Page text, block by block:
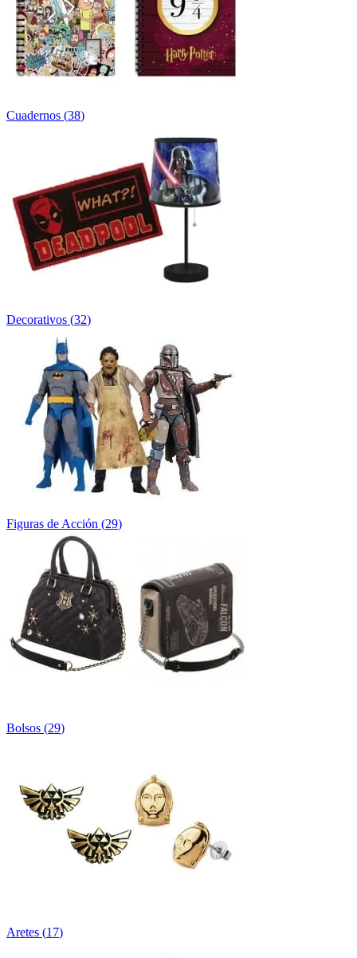
Cuadernos (38)
Decorativos (32)
Figuras de Acción (29)
Bolsos (29)
Aretes (17)